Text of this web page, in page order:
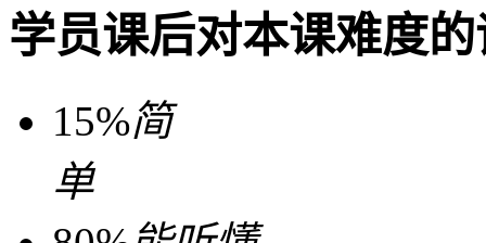
学员课后对本课难度
15%简
单